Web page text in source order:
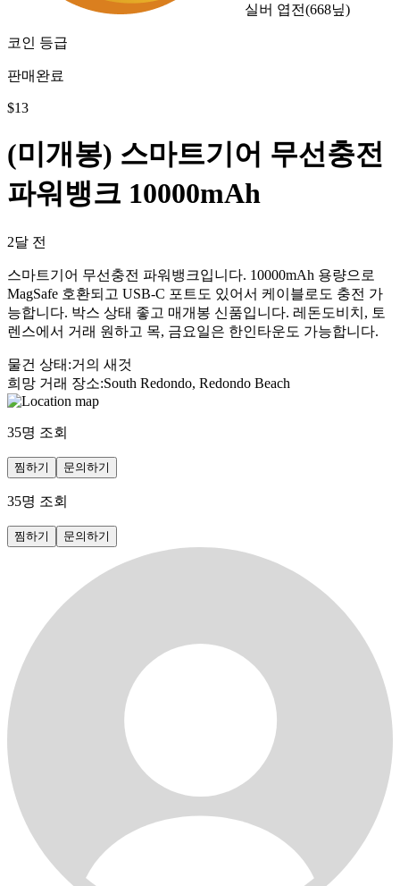
실버 엽전(668닢)
코인 등급
판매완료
$13
(미개봉) 스마트기어 무선충전
파워뱅크 10000mAh
2달 전
스마트기어 무선충전 파워뱅크입니다. 10000mAh 용량으로
MagSafe 호환되고 USB-C 포트도 있어서 케이블로도 충전 가
능합니다. 박스 상태 좋고 매개봉 신품입니다. 레돈도비치, 토
렌스에서 거래 원하고 목, 금요일은 한인타운도 가능합니다.
물건 상태 :거의 새것
희망 거래 장소:South Redondo, Redondo Beach
35명 조회
찜하기 문의하기
35명 조회
찜하기 문의하기